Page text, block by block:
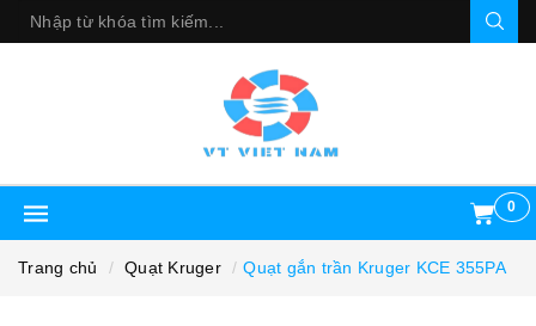
0
Trang chủ Quạt Kruger Quạt gắn trần Kruger KCE 355PA